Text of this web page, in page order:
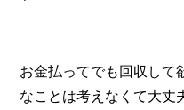
お金払ってでも回収して
なことは考えなくて大丈